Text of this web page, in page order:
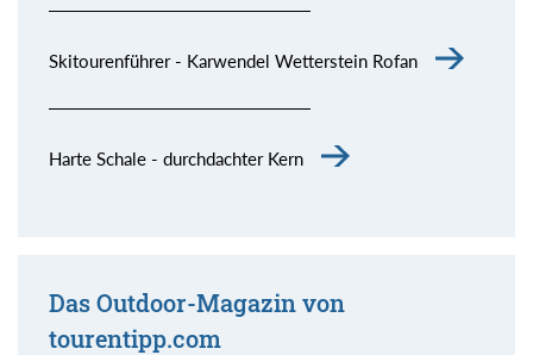
Skitourenführer - Karwendel Wetterstein Rofan
Harte Schale - durchdachter Kern
Das Outdoor-Magazin von
tourentipp.com